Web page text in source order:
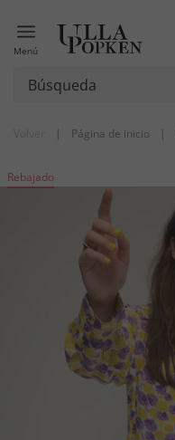
Menú
| Página de inicio |
Rebajado